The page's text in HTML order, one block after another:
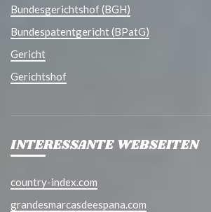
Bundesgerichtshof (BGH)
Bundespatentgericht (BPatG)
Gericht
Gerichtshof
INTERESSANTE WEBSEITEN
country-index.com
grandesmarcasdeespana.com